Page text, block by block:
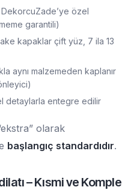
özel
garantili)
kapaklar çift yüz, 7 ila 13
aynı malzemeden kaplanır
detaylarla entegre edilir
olarak
başlangıç standardıdır.
– Kısmi ve Komple